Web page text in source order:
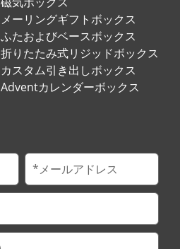
メーリングギフトボックス
ふたおよびベースボックス
折りたたみ式リジッドボックス
カスタム引き出しボックス
Adventカレンダーボックス